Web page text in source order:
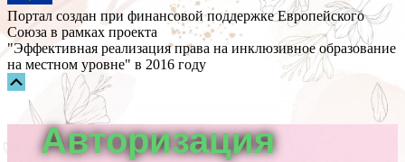
Портал создан при финансовой поддержке Европейского
Союза в рамках проекта
"Эффективная реализация права на инклюзивное образование
на местном уровне" в 2016 году
Прокрутка
вверх
Авторизация